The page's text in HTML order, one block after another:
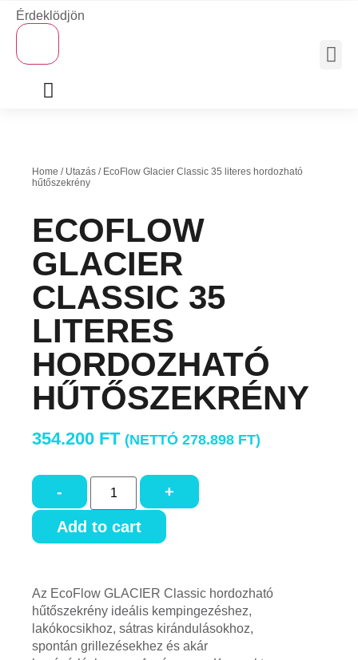
Érdeklödjön
Home / Utazás / EcoFlow Glacier Classic 35 literes hordozható
hűtőszekrény
ECOFLOW
GLACIER
CLASSIC 35
LITERES
HORDOZHATÓ
HŰTŐSZEKRÉNY
354.200 FT (NETTÓ 278.898 FT)
-
+
Add to cart
Az EcoFlow GLACIER Classic hordozható
hűtőszekrény ideális kempingezéshez,
lakókocsikhoz, sátras kirándulásokhoz,
spontán grillezésekhez és akár